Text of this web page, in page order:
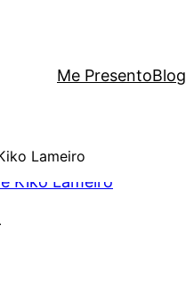
Me PresentoBlog
Lameiro